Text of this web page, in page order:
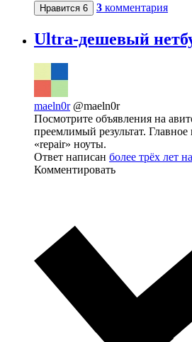
Нравится 6 3 комментария
Ultra-дешевый
maeln0r @maeln0r
Посмотрите объявления на
преемлимый результат. Главное
«repair» ноуты.
Ответ написан более трёх лет
Комментировать